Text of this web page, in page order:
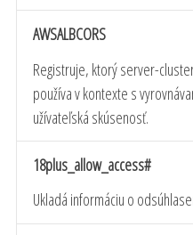
AWSALBCORS
Registruje, ktorý server-
používa v kontexte s
užívateľská skúsenosť.
18plus_allow_access#
Ukladá informáciu o